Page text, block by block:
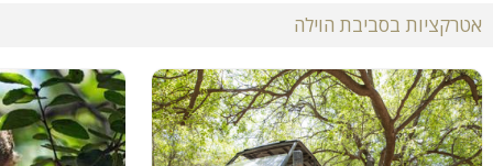
אטרקציות בסביבת הוילה